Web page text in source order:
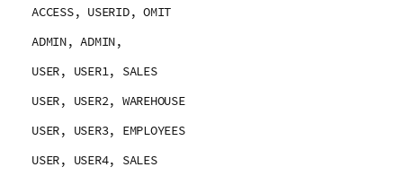
ACCESS, USERID, OMIT
ADMIN, ADMIN,
USER, USER1, SALES
USER, USER2, WAREHOUSE
USER, USER3, EMPLOYEES
USER, USER4, SALES